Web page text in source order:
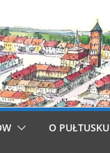
O PUŁTUSKU